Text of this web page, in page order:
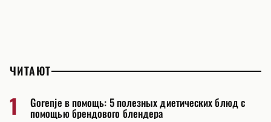
ЧИТАЮТ
1 Gorenje в помощь: 5 полезных диетических блюд с
помощью брендового блендера